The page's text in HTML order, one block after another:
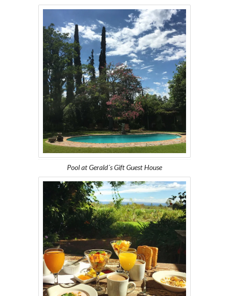
Pool at Gerald´s Gift Guest House